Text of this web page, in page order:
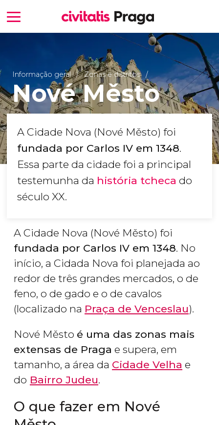
Informação geral Zonas e distritos
Nové Město
A Cidade Nova (Nové Město) foi
fundada por Carlos IV em 1348.
Essa parte da cidade foi a principal
testemunha da história tcheca do
século XX.
A Cidade Nova (Nové Město) foi
fundada por Carlos IV em 1348. No
início, a Cidada Nova foi planejada ao
redor de três grandes mercados, o de
feno, o de gado e o de cavalos
(localizado na Praça de Venceslau).
Nové Město é uma das zonas mais
extensas de Praga e supera, em
tamanho, a área da Cidade Velha e
do Bairro Judeu.
O que fazer em Nové